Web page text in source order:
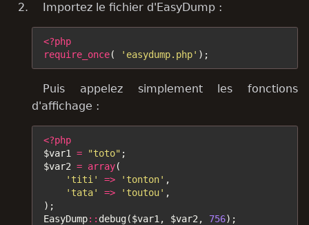
Importez le fichier d'EasyDump :
<?php
require_once( 'easydump.php' );
Puis appelez simplement les fonctions
d'affichage :
<?php
$var1
= "toto" ;
$var2 = array(
'titi'
=> 'tonton' ,
'tata'
=> 'toutou' ,
);
EasyDump:: debug($var1 , $var2 , 756);